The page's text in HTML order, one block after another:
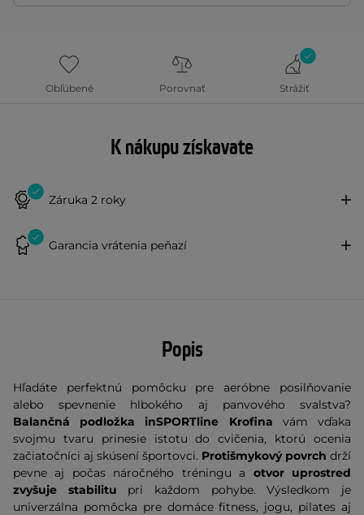
Obľúbené Porovnať Strážiť
K nákupu získavate
Záruka 2 roky
Garancia vrátenia peňazí
Popis
Hľadáte perfektnú pomôcku pre aeróbne posilňovanie
alebo spevnenie hlbokého aj panvového svalstva?
Balančná podložka inSPORTline Krofina vám vďaka
svojmu tvaru prinesie istotu do cvičenia, ktorú ocenia
začiatočníci aj skúsení športovci. Protišmykový povrch drží
pevne aj počas náročného tréningu a otvor uprostred
zvyšuje stabilitu pri každom pohybe. Výsledkom je
univerzálna pomôcka pre domáce fitness, jogu, pilates aj